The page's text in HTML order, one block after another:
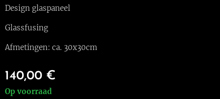
Design glaspaneel
Glassfusing
Afmetingen: ca. 30x30cm
140,00 €
Op voorraad